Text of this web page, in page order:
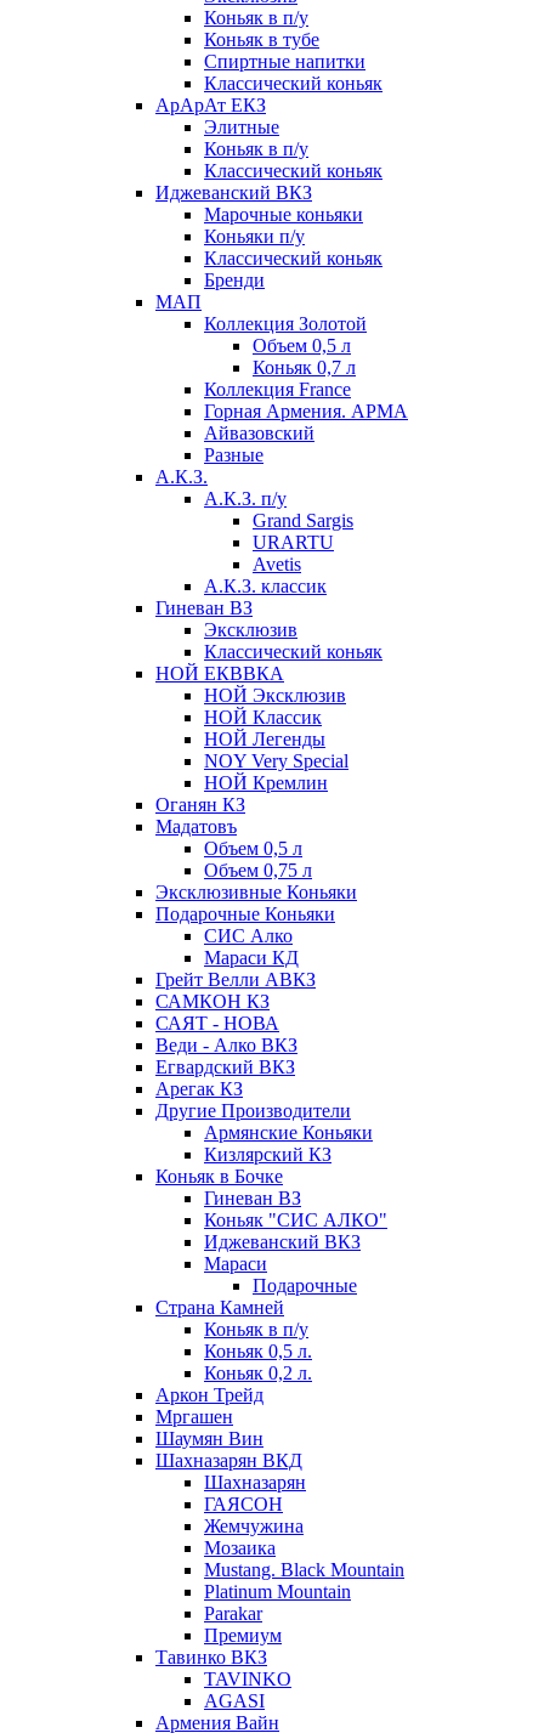
Коньяк в п/у
Коньяк в тубе
Спиртные напитки
Классический коньяк
АрАрАт ЕКЗ
Элитные
Коньяк в п/у
Классический коньяк
Иджеванский ВКЗ
Марочные коньяки
Коньяки п/у
Классический коньяк
Бренди
МАП
Коллекция Золотой
Объем 0,5 л
Коньяк 0,7 л
Коллекция France
Горная Армения. АРМА
Айвазовский
Разные
А.К.З.
А.К.З. п/у
Grand Sargis
URARTU
Avetis
А.К.З. классик
Гиневан ВЗ
Эксклюзив
Классический коньяк
НОЙ ЕКВВКА
НОЙ Эксклюзив
НОЙ Классик
НОЙ Легенды
NOY Very Speсial
НОЙ Кремлин
Оганян КЗ
Мадатовъ
Объем 0,5 л
Объем 0,75 л
Эксклюзивные Коньяки
Подарочные Коньяки
СИС Алко
Мараси КД
Грейт Велли АВКЗ
САМКОН КЗ
САЯТ - НОВА
Веди - Алко ВКЗ
Егвардский ВКЗ
Арегак КЗ
Другие Производители
Армянские Коньяки
Кизлярский КЗ
Коньяк в Бочке
Гиневан ВЗ
Коньяк "СИС АЛКО"
Иджеванский ВКЗ
Мараси
Подарочные
Страна Камней
Коньяк в п/у
Коньяк 0,5 л.
Коньяк 0,2 л.
Аркон Трейд
Мргашен
Шаумян Вин
Шахназарян ВКД
Шахназарян
ГАЯСОН
Жемчужина
Мозаика
Mustang. Black Mountain
Platinum Mountain
Parakar
Премиум
Тавинко ВКЗ
TAVINKO
AGASI
Армения Вайн